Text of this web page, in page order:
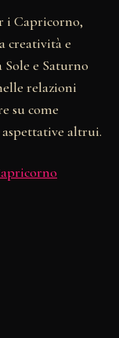
i Capricorno,
creatività e
e Saturno
relazioni
su come
altrui.